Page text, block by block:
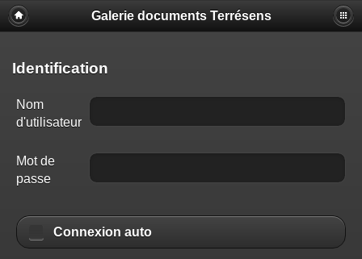
Galerie documents Terrésens
Identification
Nom
d'utilisateur
Mot de
passe
Connexion auto